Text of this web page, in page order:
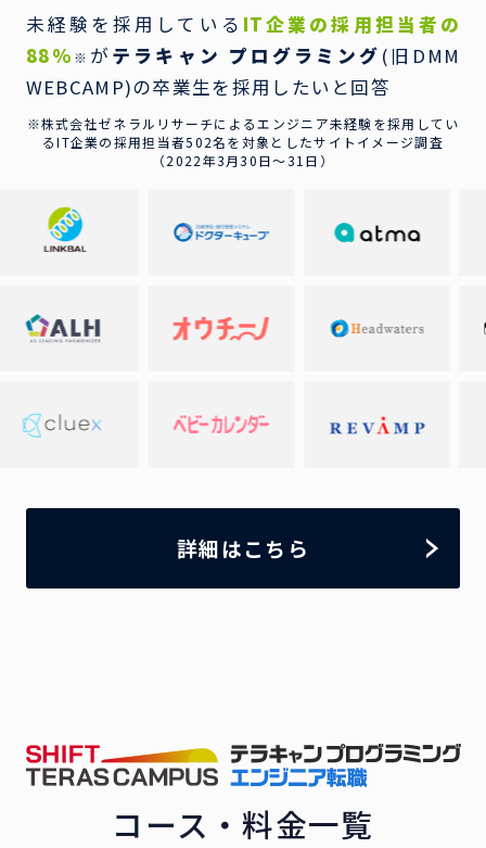
未経験を採用している IT企業の採用担当者の
88％ ※ が テラキャン プログラミング (旧DMM
WEBCAMP)の卒業生を採用したいと回答
※株式会社ゼネラルリサーチによるエンジニア未経験を採用してい
るIT企業の採用担当者502名を対象としたサイトイメージ調査
（2022年3月30日〜31日）
詳細はこちら
コース・料金一覧